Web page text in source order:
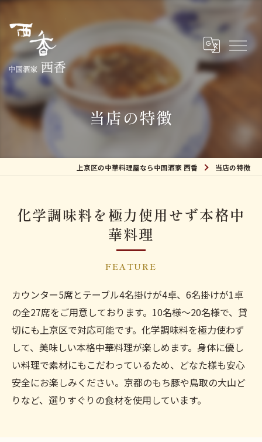
当店の特徴
上京区の中華料理屋なら中国酒家 西香 当店の特徴
化学調味料を極力使用せず本格中
華料理
FEATURE
カウンター5席とテーブル4名掛けが4卓、6名掛けが1卓
の全27席をご用意しております。10名様〜20名様で、貸
切にも上京区で対応可能です。化学調味料を極力使わず
して、美味しい本格中華料理が楽しめます。身体に優し
い料理で素材にもこだわっているため、どなた様も安心
安全にお楽しみください。京都のもち豚や鳥取の大山ど
りなど、選りすぐりの食材を使用しています。